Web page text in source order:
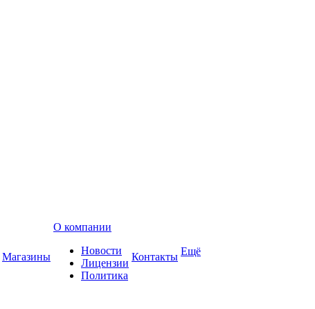
Магазины
О компании
Новости
Лицензии
Политика
Контакты Ещё